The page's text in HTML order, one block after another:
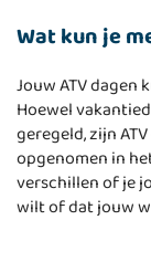
Wat kun je
Jouw ATV dagen
Hoewel
geregeld, zijn
opgenomen in
verschillen of je
wilt of dat jouw